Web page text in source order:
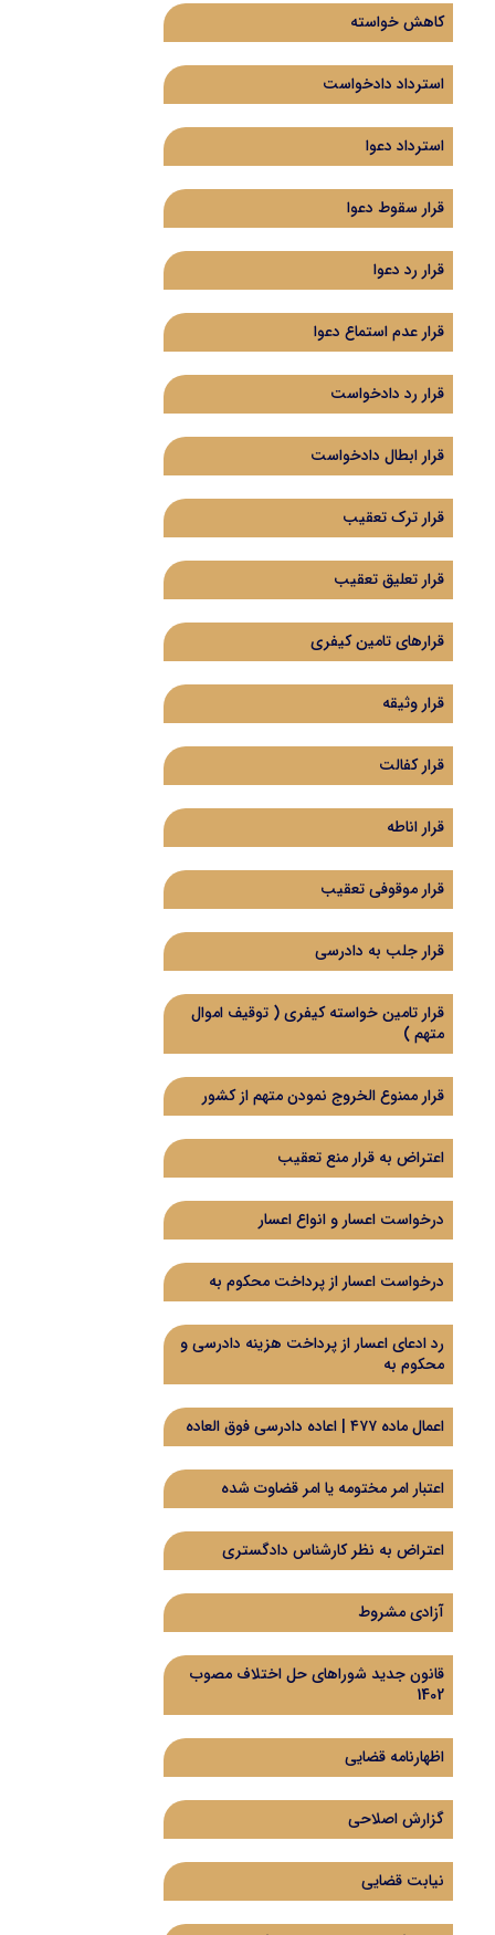
کاهش خواسته
استرداد دادخواست
استرداد دعوا
قرار سقوط دعوا
قرار رد دعوا
قرار عدم استماع دعوا
قرار رد دادخواست
‌قرار ابطال دادخواست
قرار ترک تعقیب
قرار تعلیق تعقیب
قرارهای تامین کیفری
قرار وثیقه
قرار کفالت
قرار اناطه
قرار موقوفی تعقیب
قرار جلب به دادرسی
قرار تامین خواسته کیفری ( توقیف اموال
متهم )
قرار ممنوع الخروج نمودن متهم از کشور
اعتراض به قرار منع تعقیب
درخواست اعسار و انواع اعسار
درخواست اعسار از پرداخت محکوم به
رد ادعای اعسار از پرداخت هزینه دادرسی و
محکوم به
اعمال ماده ۴۷۷ | اعاده دادرسی فوق العاده
اعتبار امر مختومه یا امر قضاوت شده
اعتراض به نظر کارشناس دادگستری
آزادی مشروط
قانون جدید شوراهای حل اختلاف مصوب
1402
اظهارنامه قضایی
گزارش اصلاحی
نیابت قضایی